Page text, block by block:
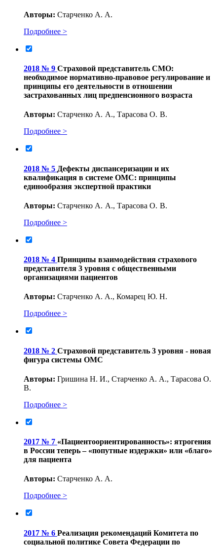
Авторы: Старченко А. А.
Подробнее >
2018 № 9 Страховой представитель СМО:
необходимое нормативно-правовое регулирование и
принципы его деятельности в отношении
застрахованных лиц предпенсионного возраста
Авторы: Старченко А. А., Тарасова О. В.
Подробнее >
2018 № 5 Дефекты диспансеризации и их
квалификация в системе ОМС: принципы
единообразия экспертной практики
Авторы: Старченко А. А., Тарасова О. В.
Подробнее >
2018 № 4 Принципы взаимодействия страхового
представителя 3 уровня с общественными
организациями пациентов
Авторы: Старченко А. А., Комарец Ю. Н.
Подробнее >
2018 № 2 Страховой представитель 3 уровня - новая
фигура системы ОМС
Авторы: Гришина Н. И., Старченко А. А., Тарасова О.
В.
Подробнее >
2017 № 7 «Пациентоориентированность»: ятрогения
в России теперь – «попутные издержки» или «благо»
для пациента
Авторы: Старченко А. А.
Подробнее >
2017 № 6 Реализация рекомендаций Комитета по
социальной политике Совета Федерации по